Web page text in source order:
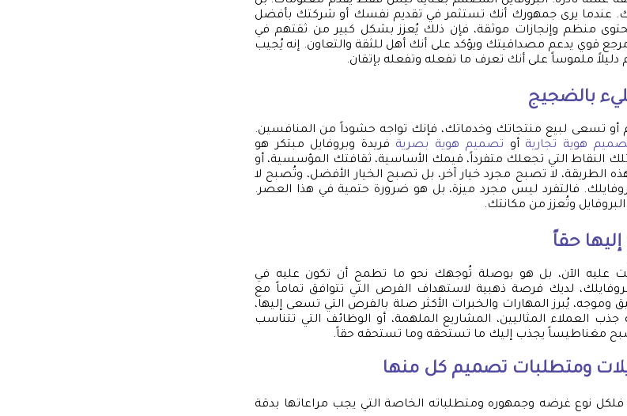
عندما يرى جمهورك أنك تستثمر في تقديم نفسك أو شركتك بأفضل
منظم وإنجازات موثقة، فإن ذلك يُعزز بشكل كبير من ثقتهم في
مرجع قوي يدعم مصداقيتك ويؤكد على أنك أهل للثقة والتعاون. إنه يُجيب
ملموساً على أنك تعرف ما تفعله وتفعله بإتقان.
بالضجيج
تسعى لبيع منتجاتك وخدماتك، فإنك تواجه حشوداً من المنافسين.
هوية تجارية أو تصميم هوية بصرية فريدة وبروفايل مبتكر هو
النقاط التي تجعلك متفرداً، قيمك الأساسية، ثقافتك المؤسسية، أو
الطريقة، لا تصبح مجرد خيار آخر، بل تصبح الخيار الأفضل، وتُصبح لا
فالتفرد ليس مجرد ميزة، بل هو ضرورة حتمية في هذا العصر.
وتُعزز من مكانتك.
حقاً
عليه الآن، بل هو بوصلة تُوجهك نحو ما تطمح أن تكون عليه في
لديك فرصة ذهبية لاستهداف الفرص التي تتوافق تماماً مع
يُبرز المهارات والخبرات الأكثر صلة بالفرص التي تسعى إليها،
العملاء المثاليين، المشاريع الملهمة، أو الوظائف التي تتناسب
مغناطيساً يجذب إليك ما تستحقه وما تستحقه حقاً.
ومتطلبات تصميم كل منها
فلكل نوع غرضه وجمهوره ومتطلباته الخاصة التي يجب مراعاتها بدقة